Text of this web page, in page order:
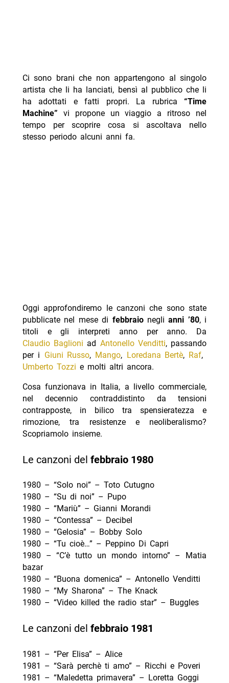
Ci sono brani che non appartengono al singolo
artista che li ha lanciati, bensì al pubblico che li
ha adottati e fatti propri. La rubrica“Time
Machine” vi propone un viaggio a ritroso nel
tempo per scoprire cosa si ascoltava nello
stesso periodo alcuni anni fa.
Oggi approfondiremo le canzoni che sono state
pubblicate nel mese di febbraioneglianni ’80, i
titoli e gli interpreti anno per anno. Da
Claudio Baglioni ad Antonello Venditti, passando
per i Giuni Russo, Mango, Loredana Bertè, Raf,
Umberto Tozzi e molti altri ancora.
Cosa funzionava in Italia, a livello commerciale,
nel decennio contraddistinto da tensioni
contrapposte, in bilico tra spensieratezza e
rimozione, tra resistenze e neoliberalismo?
Scopriamolo insieme.
Le canzoni del febbraio 1980
1980 – “Solo noi” – Toto Cutugno
1980 – “Su di noi” – Pupo
1980 – “Mariù” – Gianni Morandi
1980 – “Contessa” – Decibel
1980 – “Gelosia” – Bobby Solo
1980 – “Tu cioè…” – Peppino Di Capri
1980 – “C’è tutto un mondo intorno” – Matia
bazar
1980 – “Buona domenica” – Antonello Venditti
1980 – “My Sharona” – The Knack
1980 – “Video killed the radio star” – Buggles
Le canzoni del febbraio 1981
1981 – “Per Elisa” – Alice
1981 – “Sarà perchè ti amo” – Ricchi e Poveri
1981 – “Maledetta primavera” – Loretta Goggi